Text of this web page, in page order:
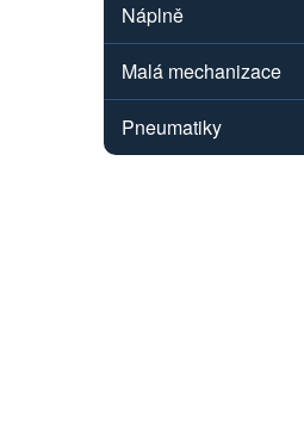
Náplně
Malá mechanizace
Pneumatiky